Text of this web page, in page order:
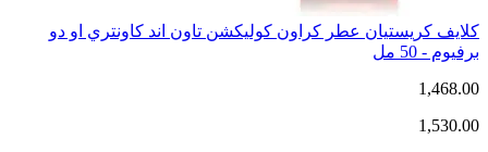
كلايف كريستيان عطر كراون كوليكشن تاون اند كاونتري او دو
برفيوم - 50 مل
1,468.00
1,530.00